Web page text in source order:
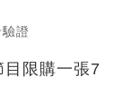
證
限購一張7